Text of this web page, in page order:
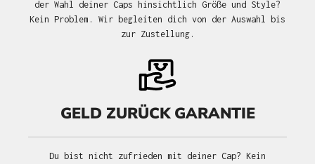
der Wahl deiner Caps hinsichtlich Größe und Style?
Kein Problem. Wir begleiten dich von der Auswahl bis
zur Zustellung.
GELD ZURÜCK GARANTIE
Du bist nicht zufrieden mit deiner Cap? Kein